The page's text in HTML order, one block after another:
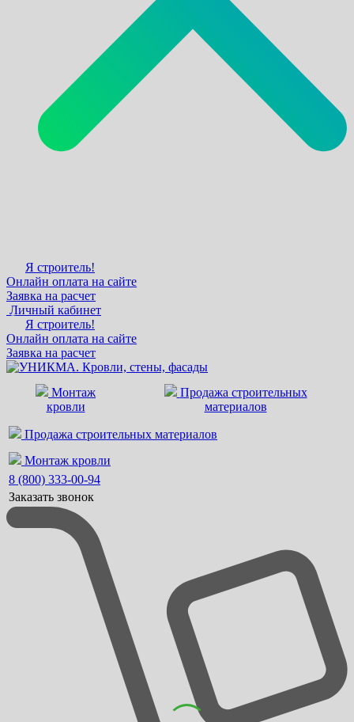
Я строитель!
Онлайн оплата на сайте
Заявка на расчет
Личный кабинет
Я строитель!
Онлайн оплата на сайте
Заявка на расчет
Монтаж
кровли
Продажа строительных
материалов
Продажа строительных материалов
Монтаж кровли
8 (800) 333-00-94
Заказать звонок